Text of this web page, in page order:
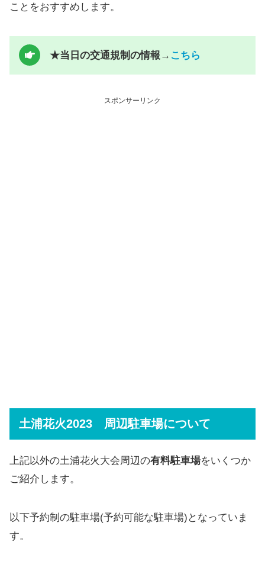
ことをおすすめします。
★当日の交通規制の情報→ こちら
スポンサーリンク
土浦花火2023 周辺駐車場について
上記以外の土浦花火大会周辺の有料駐車場をいくつか
ご紹介します。
以下予約制の駐車場(予約可能な駐車場)となっていま
す。